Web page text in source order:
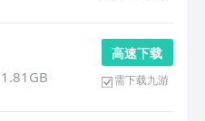
1.81GB
高 速 下 载
需下载九游